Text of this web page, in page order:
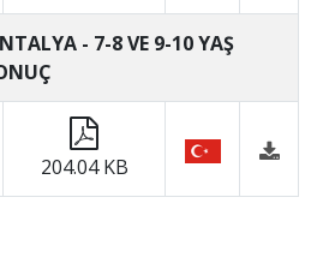
- 7-8 VE 9-10 YAŞ
204.04 KB